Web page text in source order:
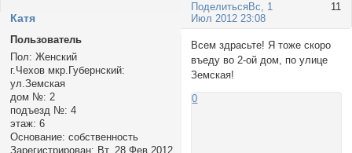
Поделиться 11
Вс, 1
Июл 2012 23:08
Катя
Пользователь
Пол: Женский
г.Чехов мкр.Губернский:
ул.Земская
дом №: 2
подъезд №: 4
этаж: 6
Основание: собственность
Зарегистрирован: Вт, 28 Фев 2012
Всем здрасьте! Я тоже скоро
въеду во 2-ой дом, по улице
Земская!
0